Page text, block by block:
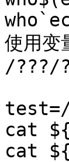
使用变
/???/
test=/
cat
cat